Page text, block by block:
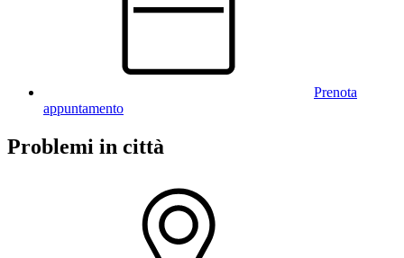
Prenota
appuntamento
Problemi in città